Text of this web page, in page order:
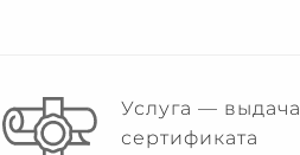
Услуга — выдача
сертификата